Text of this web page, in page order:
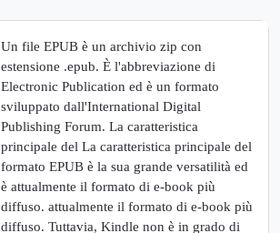
Un file EPUB è un archivio zip con
estensione .epub. È l'abbreviazione di
Electronic Publication ed è un formato
sviluppato dall'International Digital
Publishing Forum. La caratteristica
principale del La caratteristica principale del
formato EPUB è la sua grande versatilità ed
è attualmente il formato di e-book più
diffuso. attualmente il formato di e-book più
diffuso. Tuttavia, Kindle non è in grado di